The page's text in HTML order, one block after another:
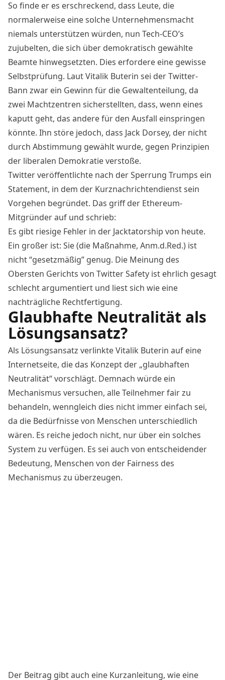
So finde er es erschreckend, dass Leute, die
normalerweise eine solche Unternehmensmacht
niemals unterstützen würden, nun Tech-CEO’s
zujubelten, die sich über demokratisch gewählte
Beamte hinwegsetzten. Dies erfordere eine gewisse
Selbstprüfung. Laut Vitalik Buterin sei der Twitter-
Bann zwar ein Gewinn für die Gewaltenteilung, da
zwei Machtzentren sicherstellten, dass, wenn eines
kaputt geht, das andere für den Ausfall einspringen
könnte. Ihn störe jedoch, dass Jack Dorsey, der nicht
durch Abstimmung gewählt wurde, gegen Prinzipien
der liberalen Demokratie verstoße.
Twitter veröffentlichte nach der Sperrung Trumps ein
Statement, in dem der Kurznachrichtendienst sein
Vorgehen begründet. Das griff der Ethereum-
Mitgründer auf und schrieb:
Es gibt riesige Fehler in der Jacktatorship von heute.
Ein großer ist: Sie (die Maßnahme, Anm.d.Red.) ist
nicht “gesetzmäßig” genug. Die Meinung des
Obersten Gerichts von Twitter Safety ist ehrlich gesagt
schlecht argumentiert und liest sich wie eine
nachträgliche Rechtfertigung.
Glaubhafte Neutralität als
Lösungsansatz?
Als Lösungsansatz verlinkte Vitalik Buterin auf eine
Internetseite, die das Konzept der „glaubhaften
Neutralität“ vorschlägt. Demnach würde ein
Mechanismus versuchen, alle Teilnehmer fair zu
behandeln, wenngleich dies nicht immer einfach sei,
da die Bedürfnisse von Menschen unterschiedlich
wären. Es reiche jedoch nicht, nur über ein solches
System zu verfügen. Es sei auch von entscheidender
Bedeutung, Menschen von der Fairness des
Mechanismus zu überzeugen.
Der Beitrag gibt auch eine Kurzanleitung, wie eine